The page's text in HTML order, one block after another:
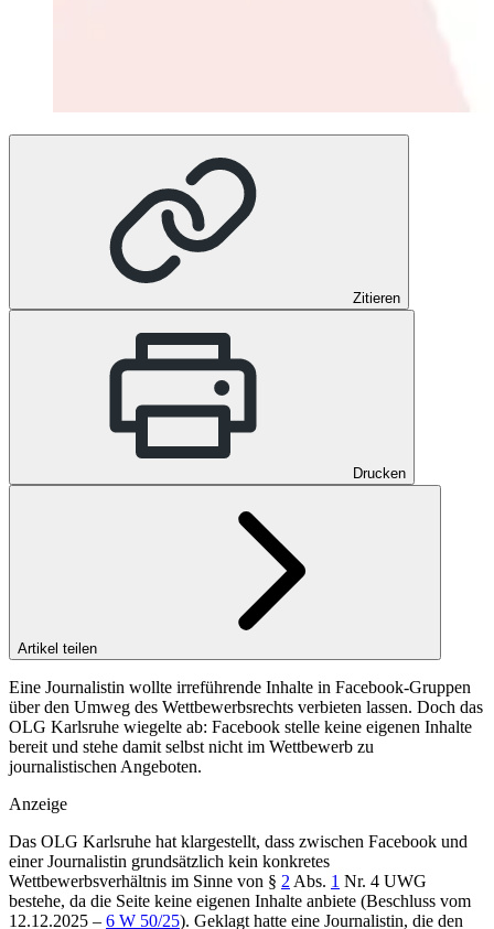
Zitieren
Drucken
Artikel teilen
Eine Journalistin wollte irreführende Inhalte in Facebook-Gruppen
über den Umweg des Wettbewerbsrechts verbieten lassen. Doch das
OLG Karlsruhe wiegelte ab: Facebook stelle keine eigenen Inhalte
bereit und stehe damit selbst nicht im Wettbewerb zu
journalistischen Angeboten.
Anzeige
Das OLG Karlsruhe hat klargestellt, dass zwischen Facebook und
einer Journalistin grundsätzlich kein konkretes
Wettbewerbsverhältnis im Sinne von § 2 Abs. 1 Nr. 4 UWG
bestehe, da die Seite keine eigenen Inhalte anbiete (Beschluss vom
12.12.2025 – 6 W 50/25). Geklagt hatte eine Journalistin, die den